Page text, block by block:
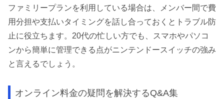
ファミリープランを利用している場合は、メンバー間で費
用分担や支払いタイミングを話し合っておくとトラブル防
止に役立ちます。20代の忙しい方でも、スマホやパソコ
ンから簡単に管理できる点がニンテンドースイッチの強み
と言えるでしょう。
オンライン料金の疑問を解決するQ&A集